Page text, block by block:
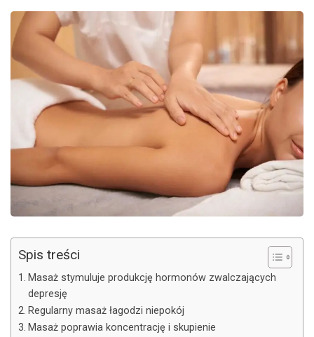
Spis treści
Masaż stymuluje produkcję hormonów zwalczających
depresję
Regularny masaż łagodzi niepokój
Masaż poprawia koncentrację i skupienie